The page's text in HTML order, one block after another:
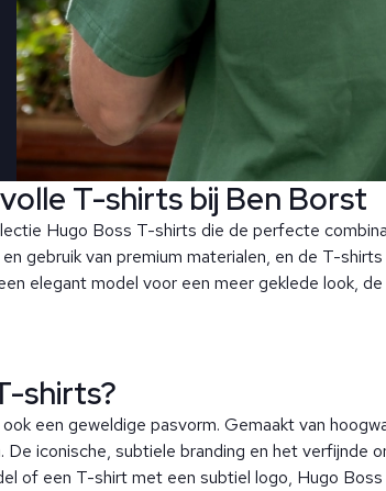
T-shirts bij Ben Borst
Hugo Boss T-shirts die de perfecte
gebruik van premium materialen, en de T-
elegant model voor een meer geklede look,
shirts?
een geweldige pasvorm. Gemaakt van
iconische, subtiele branding en het verfijnde
of een T-shirt met een subtiel logo, Hugo